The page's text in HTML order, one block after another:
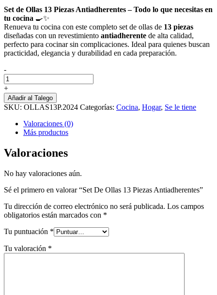
Set de Ollas 13 Piezas Antiadherentes – Todo lo que necesitas en
tu cocina 🍳✨
Renueva tu cocina con este completo set de ollas de 13 piezas
diseñadas con un revestimiento antiadherente de alta calidad,
perfecto para cocinar sin complicaciones. Ideal para quienes buscan
practicidad, elegancia y durabilidad en cada preparación.
-
Set
De
Ollas
13
Piezas
Antiadherentes
cantidad
+
Añadir al Talego
SKU: OLLAS13P.2024 Categorías: Cocina, Hogar, Se le tiene
Valoraciones (0)
Más productos
Valoraciones
No hay valoraciones aún.
Sé el primero en valorar “Set De Ollas 13 Piezas Antiadherentes”
Tu dirección de correo electrónico no será publicada. Los campos
obligatorios están marcados con *
Tu puntuación *
Tu valoración *